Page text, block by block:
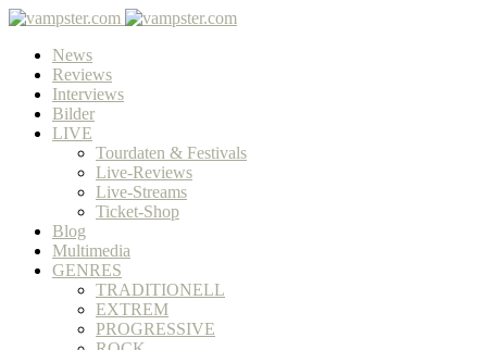
News
Reviews
Interviews
Bilder
LIVE
Tourdaten & Festivals
Live-Reviews
Live-Streams
Ticket-Shop
Blog
Multimedia
GENRES
TRADITIONELL
EXTREM
PROGRESSIVE